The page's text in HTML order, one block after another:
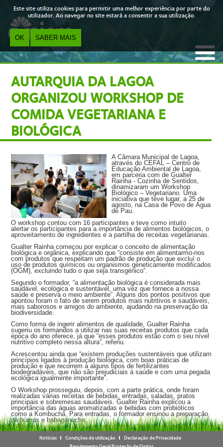
Este site utiliza cookies para permitir uma melhor experiência por parte do
utilizador. Ao navegar no site estará a consentir a sua utilização.
OK SABER MAIS
AUTARQUIA DA LAGOA
ORGANIZOU WORKSHOP DE
COMIDA VEGETARIANA E
BIOLÓGICA
A Câmara Municipal de Lagoa,
através do CEFAL – Centro de
Educação Ambiental de Lagoa,
em parceria com de Gualter
Rainha - Cozinha de Sentidos,
dinamizaram um Workshop
Biológico – Vegetariano. Uma
iniciativa que teve lugar, a 25 de
agosto, na Casa de Povo de Água
de Pau.
O workshop contou com 16 participantes e teve como intuito
alertaros participantes para a importância de alimentos biológicos, o
aproveitamento de ingredientes e a partilha de receitas vegetarianas.
Gualter Rainha começou por explicar o conceito de alimentação
biológica e orgânica, explicando que “consiste em alimentarmo-nos
com produtos que respeitam um padrão de produção que excluí o
uso de produtos químicos ou organismos geneticamente modificados
(OGM), excluindo tudo o que seja transgénico”.
Segundo o formador, “a alimentação biológica é considerada mais
saudável, ecológica e sustentável, uma vez que fornece a nossa
saúde e preserva o meio ambiente”. Alguns dos pontos positivos que
apontou foram o fato de serem produtos mais nutritivos e saudáveis,
mais saborosos e amigos do ambiente, ajudando na preservação da
biodiversidade.
Como forma de ingerir alimentos de qualidade, Gualter Rainha
sugeriu os formandos a utilizar nas suas receitas produtos que cada
época do ano oferece, já que “esses produtos estão com o seu nível
nutritivo completo nessa altura”, referiu.
Acrescentou ainda que “existem produções sustentáveis que utilizam
princípios ligados à produção biológica, com boas práticas de
produção e que recorrem a alguns tipos de fertilizantes
biodegradáveis, que não são prejudiciais à saúde e com uma pegada
ecológica igualmente importante”.
O Workshop prosseguiu, depois, com a parte prática, onde foram
realizadas várias receitas de bebidas, entradas, saladas, pratos
principais e sobremesas saudáveis. Gualter Rainha explicou a
importância das águas aromatizadas e bebidas com probióticos
como a Kombucha. Para entradas, o formador ensinou a preparação
de húmus e babaganuche.
Os presentes puderam interagir na confeção das receitas, como as
saladas de trigo sarraceno, salada de cuscuz, almondegas de grão
de bico, hambúrguer de feijão preto e cogumelos, mousse de
Notícias Condições de utilização
Declaração de Privacidade